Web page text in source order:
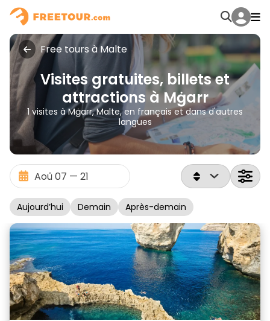
Free tours à Malte
Visites gratuites, billets et
attractions à Mġarr
1 visites à Mġarr, Malte, en français et dans d'autres
langues
Aujourd’hui Demain Après-demain